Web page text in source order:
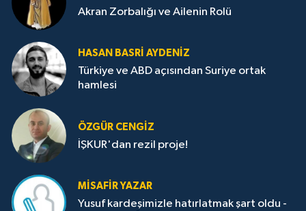
Akran Zorbalığı ve Ailenin Rolü
HASAN BASRI AYDENIZ
Türkiye ve ABD açısından Suriye ortak
hamlesi
ÖZGÜR CENGIZ
İŞKUR'dan rezil proje!
MISAFIR YAZAR
Yusuf kardeşimizle hatırlatmak şart oldu -